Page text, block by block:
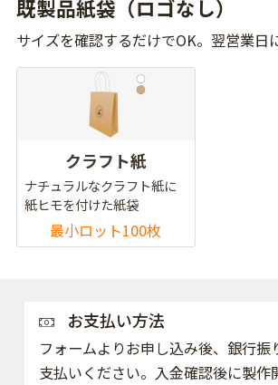
既製品紙袋（ロゴなし）
サイズを確認するだけでOK。翌営業日
クラフト紙
ナチュラルなクラフト紙に
紙ヒモを付けた紙袋
最小ロット100枚
お支払い方法
フォームよりお申し込み後、銀行振
支払いください。入金確認後に製作